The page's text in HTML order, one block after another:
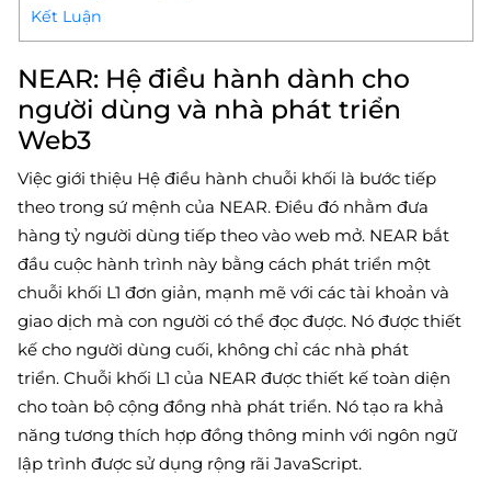
Kết Luận
NEAR: Hệ điều hành dành cho
người dùng và nhà phát triển
Web3
Việc giới thiệu Hệ điều hành chuỗi khối là bước tiếp
theo trong sứ mệnh của NEAR. Điều đó nhằm đưa
hàng tỷ người dùng tiếp theo vào web mở. NEAR bắt
đầu cuộc hành trình này bằng cách phát triển một
chuỗi khối L1 đơn giản, mạnh mẽ với các tài khoản và
giao dịch mà con người có thể đọc được. Nó được thiết
kế cho người dùng cuối, không chỉ các nhà phát
triển. Chuỗi khối L1 của NEAR được thiết kế toàn diện
cho toàn bộ cộng đồng nhà phát triển. Nó tạo ra khả
năng tương thích hợp đồng thông minh với ngôn ngữ
lập trình được sử dụng rộng rãi JavaScript.